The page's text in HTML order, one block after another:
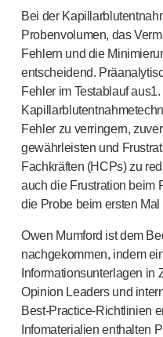
Neurotips
Produkte zur
Aidaptus
EcoSafe
EcoSafe
Autoject 2
Autopen®
Arzneimittel-
UNSERE
Aidaptus®
EcoSafe ®
EcoSafe
EcoSafe
UNSERE
Pharma-
Bei der
Probenvolumen, das
Fehlern und die
entscheidend.
Fehler im Testablauf
Fehler zu verringern,
gewährleisten und
Fachkräften (HCPs) zu
auch die Frustration beim
die Probe beim ersten
Owen Mumford ist dem
nachgekommen, indem
Informationsunterlagen in
Opinion Leaders und
Best-Practice-Richtlinien
Infomaterialien enthalten